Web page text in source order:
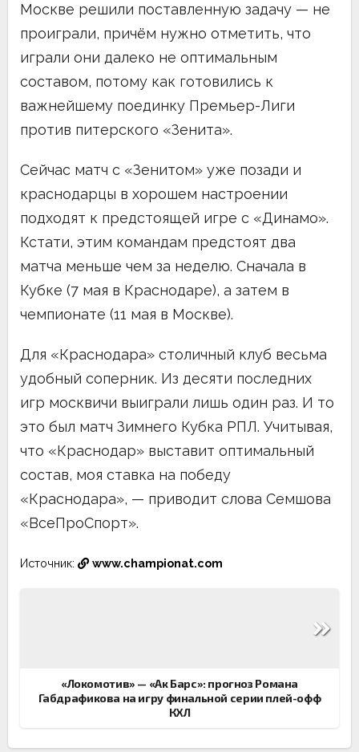
Москве решили поставленную задачу — не
проиграли, причём нужно отметить, что
играли они далеко не оптимальным
составом, потому как готовились к
важнейшему поединку Премьер-Лиги
против питерского «Зенита».
Сейчас матч с «Зенитом» уже позади и
краснодарцы в хорошем настроении
подходят к предстоящей игре с «Динамо».
Кстати, этим командам предстоят два
матча меньше чем за неделю. Сначала в
Кубке (7 мая в Краснодаре), а затем в
чемпионате (11 мая в Москве).
Для «Краснодара» столичный клуб весьма
удобный соперник. Из десяти последних
игр москвичи выиграли лишь один раз. И то
это был матч Зимнего Кубка РПЛ. Учитывая,
что «Краснодар» выставит оптимальный
состав, моя ставка на победу
«Краснодара», — приводит слова Семшова
«ВсеПроСпорт».
Источник: www.championat.com
«Локомотив» — «Ак Барс»: прогноз Романа
Габдрафикова на игру финальной серии плей-офф
КХЛ